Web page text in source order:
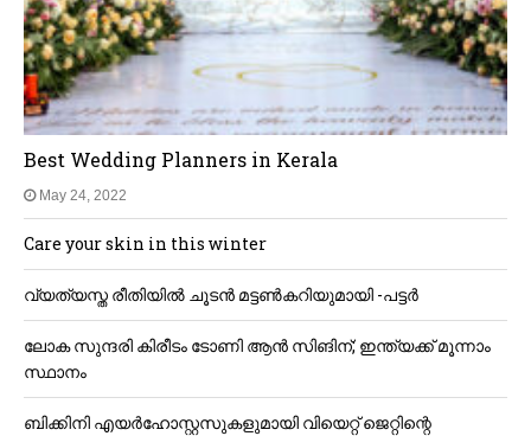
Best Wedding Planners in Kerala
May 24, 2022
Care your skin in this winter
വ്യത്യസ്ത രീതിയിൽ ചൂടൻ മട്ടൺകറിയുമായി -പട്ടർ
ലോക സുന്ദരി കിരീടം ടോണി ആൻ സിങിന്; ഇന്ത്യക്ക് മൂന്നാം
സ്ഥാനം
ബിക്കിനി എയര്‍ഹോസ്റ്റസുകളുമായി വിയെറ്റ്‌ ജെറ്റിന്റെ